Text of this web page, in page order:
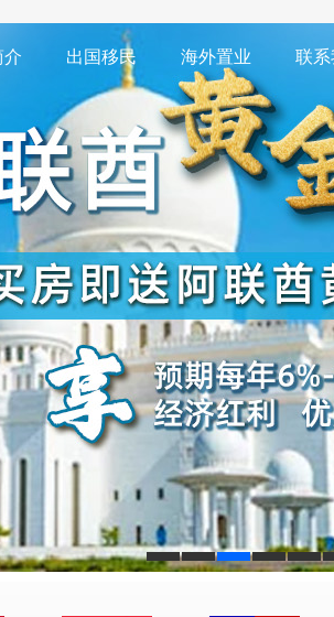
介 出国移民 海外置业 联系